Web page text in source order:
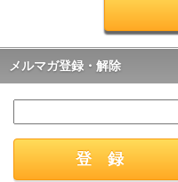
メルマガ登録・解除